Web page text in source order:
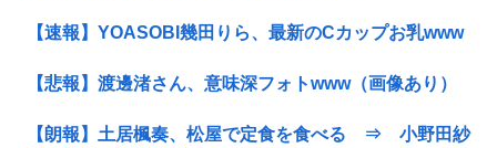
【速報】YOASOBI幾田りら、最新のCカップお乳www
【悲報】渡邊渚さん、意味深フォトwww（画像あり）
【朗報】土居楓奏、松屋で定食を食べる ⇒ 小野田紗